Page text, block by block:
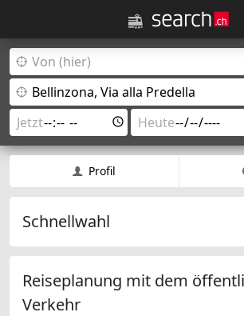
Profil
Schnellwahl
Reiseplanung mit dem
Verkehr